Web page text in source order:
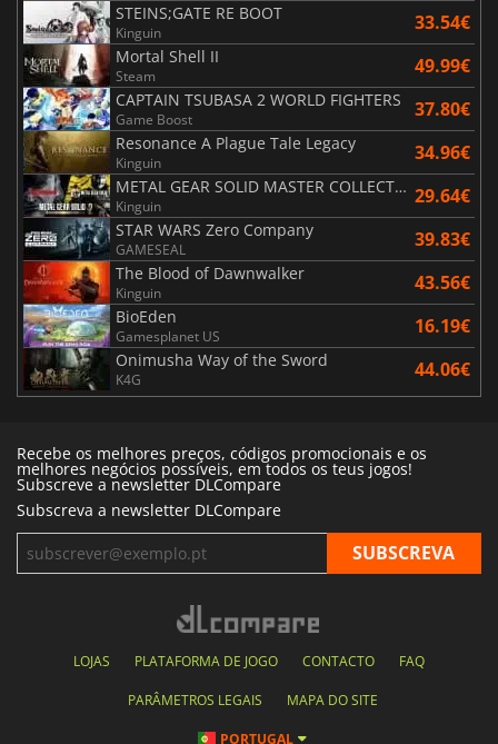
STEINS;GATE RE BOOT
Kinguin 33.54€
Mortal Shell II
Steam 49.99€
CAPTAIN TSUBASA 2 WORLD FIGHTERS
Game Boost 37.80€
Resonance A Plague Tale Legacy
Kinguin 34.96€
METAL GEAR SOLID MASTER COLLECTION Vol.2
Kinguin 29.64€
STAR WARS Zero Company
GAMESEAL 39.83€
The Blood of Dawnwalker
Kinguin 43.56€
BioEden
Gamesplanet US 16.19€
Onimusha Way of the Sword
K4G 44.06€
Recebe os melhores preços, códigos promocionais e os
melhores negócios possíveis, em todos os teus jogos!
Subscreve a newsletter DLCompare
Subscreva a newsletter DLCompare
LOJAS PLATAFORMA DE JOGO CONTACTO FAQ
PARÂMETROS LEGAIS MAPA DO SITE
PORTUGAL